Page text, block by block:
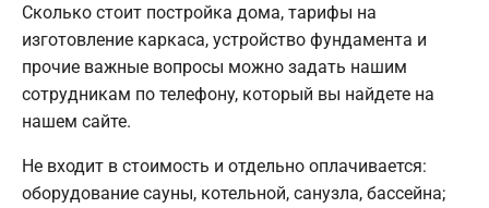
Сколько стоит постройка дома, тарифы на
изготовление каркаса, устройство фундамента и
прочие важные вопросы можно задать нашим
сотрудникам по телефону, который вы найдете на
нашем сайте.
Не входит в стоимость и отдельно оплачивается:
оборудование сауны, котельной, санузла, бассейна;